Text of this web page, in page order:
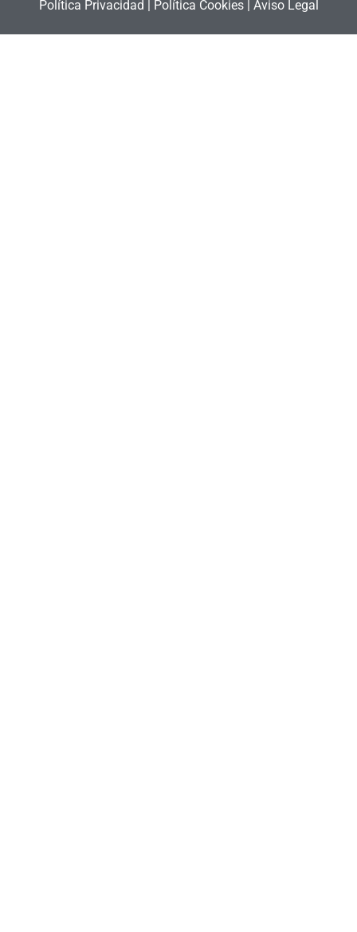
Política Privacidad Política Cookies| Aviso Legal